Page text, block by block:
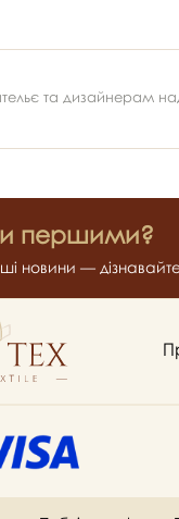
та дизайнерам
першими?
новини —